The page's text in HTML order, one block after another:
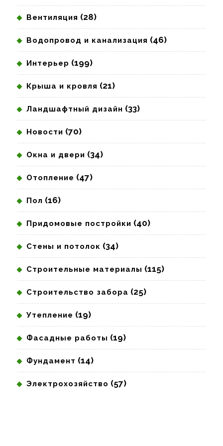
Вентиляция (28)
Водопровод и канализация (46)
Интерьер (199)
Крыша и кровля (21)
Ландшафтный дизайн (33)
Новости (70)
Окна и двери (34)
Отопление (47)
Пол (16)
Придомовые постройки (40)
Стены и потолок (34)
Строительные материалы (115)
Строительство забора (25)
Утепление (19)
Фасадные работы (19)
Фундамент (14)
Электрохозяйство (57)